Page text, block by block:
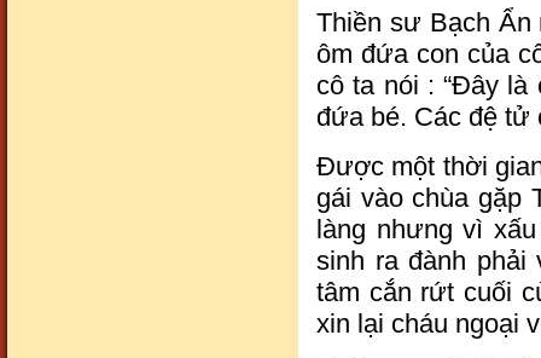
Thiền sư Bạch Ẩn
ôm đứa con của
cô ta nói : “Đây là
đứa bé. Các đệ tử
Được một thời
gái vào chùa gặp
làng nhưng vì
sinh ra đành
tâm cắn rứt cuối
xin lại cháu ngoại